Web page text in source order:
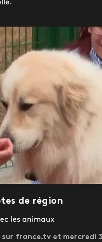
de région
les animaux
france.tv et mercredi